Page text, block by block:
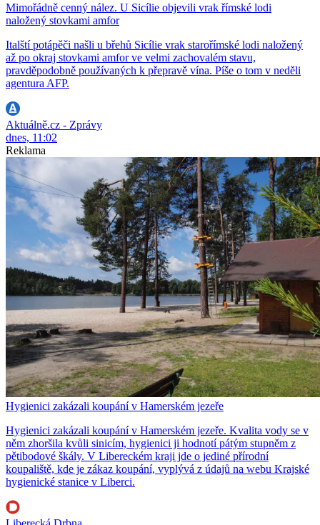
Mimořádně cenný nález. U Sicílie objevili vrak římské lodi
naložený stovkami amfor
Italští potápěči našli u břehů Sicílie vrak starořímské lodi naložený
až po okraj stovkami amfor ve velmi zachovalém stavu,
pravděpodobně používaných k přepravě vína. Píše o tom v neděli
agentura AFP.
Aktuálně.cz - Zprávy
dnes, 11:02
Reklama
Hygienici zakázali koupání v Hamerském jezeře
Hygienici zakázali koupání v Hamerském jezeře. Kvalita vody se v
něm zhoršila kvůli sinicím, hygienici ji hodnotí pátým stupněm z
pětibodové škály. V Libereckém kraji jde o jediné přírodní
koupaliště, kde je zákaz koupání, vyplývá z údajů na webu Krajské
hygienické stanice v Liberci.